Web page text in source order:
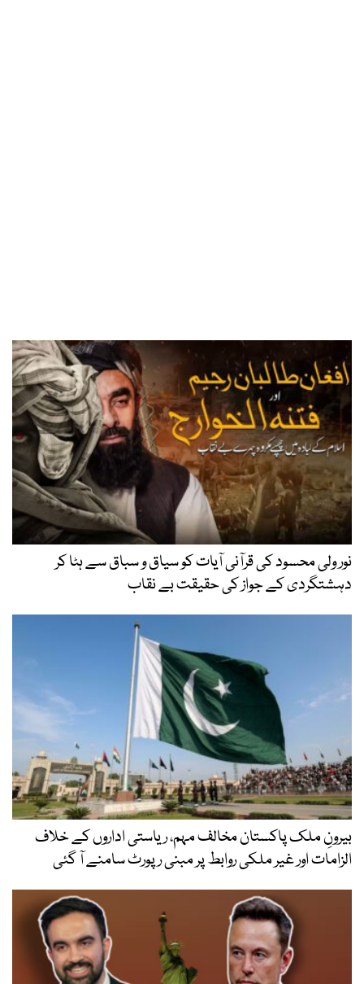
نور ولی محسود کی قرآنی آیات کو سیاق و سباق سے ہٹا کر
دہشتگردی کے جواز کی حقیقت بے نقاب
بیرونِ ملک پاکستان مخالف مہم، ریاستی اداروں کے خلاف
الزامات اور غیر ملکی روابط پر مبنی رپورٹ سامنے آ گئی